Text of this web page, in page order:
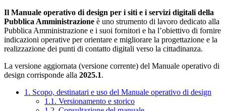
Il Manuale operativo di design per i siti e i servizi digitali della
Pubblica Amministrazione è uno strumento di lavoro dedicato alla
Pubblica Amministrazione e i suoi fornitori e ha l’obiettivo di fornire
indicazioni operative per orientare e migliorare la progettazione e la
realizzazione dei punti di contatto digitali verso la cittadinanza.
La versione aggiornata (versione corrente) del Manuale operativo di
design corrisponde alla 2025.1.
1. Scopo, destinatari e uso del Manuale operativo di design
1.1. Versionamento e storico